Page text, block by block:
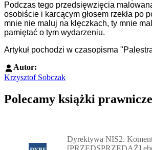
Podczas tego przedsięwzięcia
osobiście i karcącym głosem rzekła po
mnie nie maluj na klęczkach, ty mnie
pamiętać o tym wydarzeniu.
Artykuł pochodzi w czasopisma
Autor:
Krzysztof Sobczak
Polecamy książki prawnicze
Dyrektywa NIS2.
[PRZEDSPRZEDAŻ]